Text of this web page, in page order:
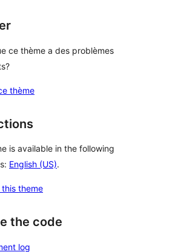
ce thème a des problèmes
thème
is available in the following
English (US).
theme
the code
log